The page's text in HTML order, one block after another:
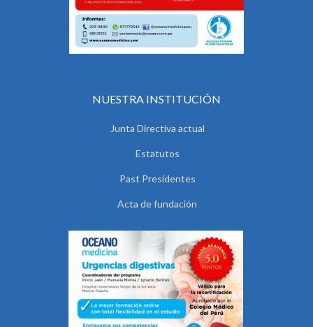
NUESTRA INSTITUCIÓN
Junta Directiva actual
Estatutos
Past Presidentes
Acta de fundación